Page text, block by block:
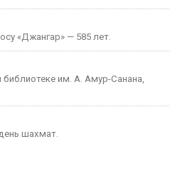
«Джангар» — 585 лет.
им. А. Амур-Санана,
шахмат.